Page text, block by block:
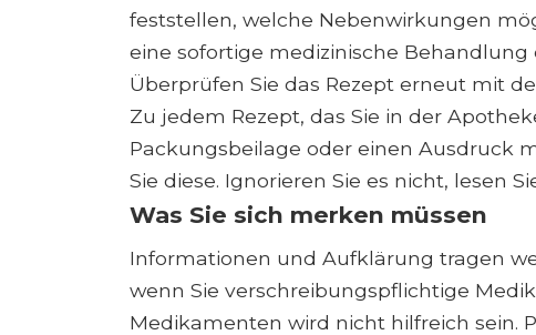
feststellen, welche Nebenwirkungen
eine sofortige medizinische Behandlung
Überprüfen Sie das Rezept erneut mit
Zu jedem Rezept, das Sie in der
Packungsbeilage oder einen Ausdruck
Sie diese. Ignorieren Sie es nicht, lesen
Was Sie sich merken müssen
Informationen und Aufklärung tragen
wenn Sie verschreibungspflichtige
Medikamenten wird nicht hilfreich sein.